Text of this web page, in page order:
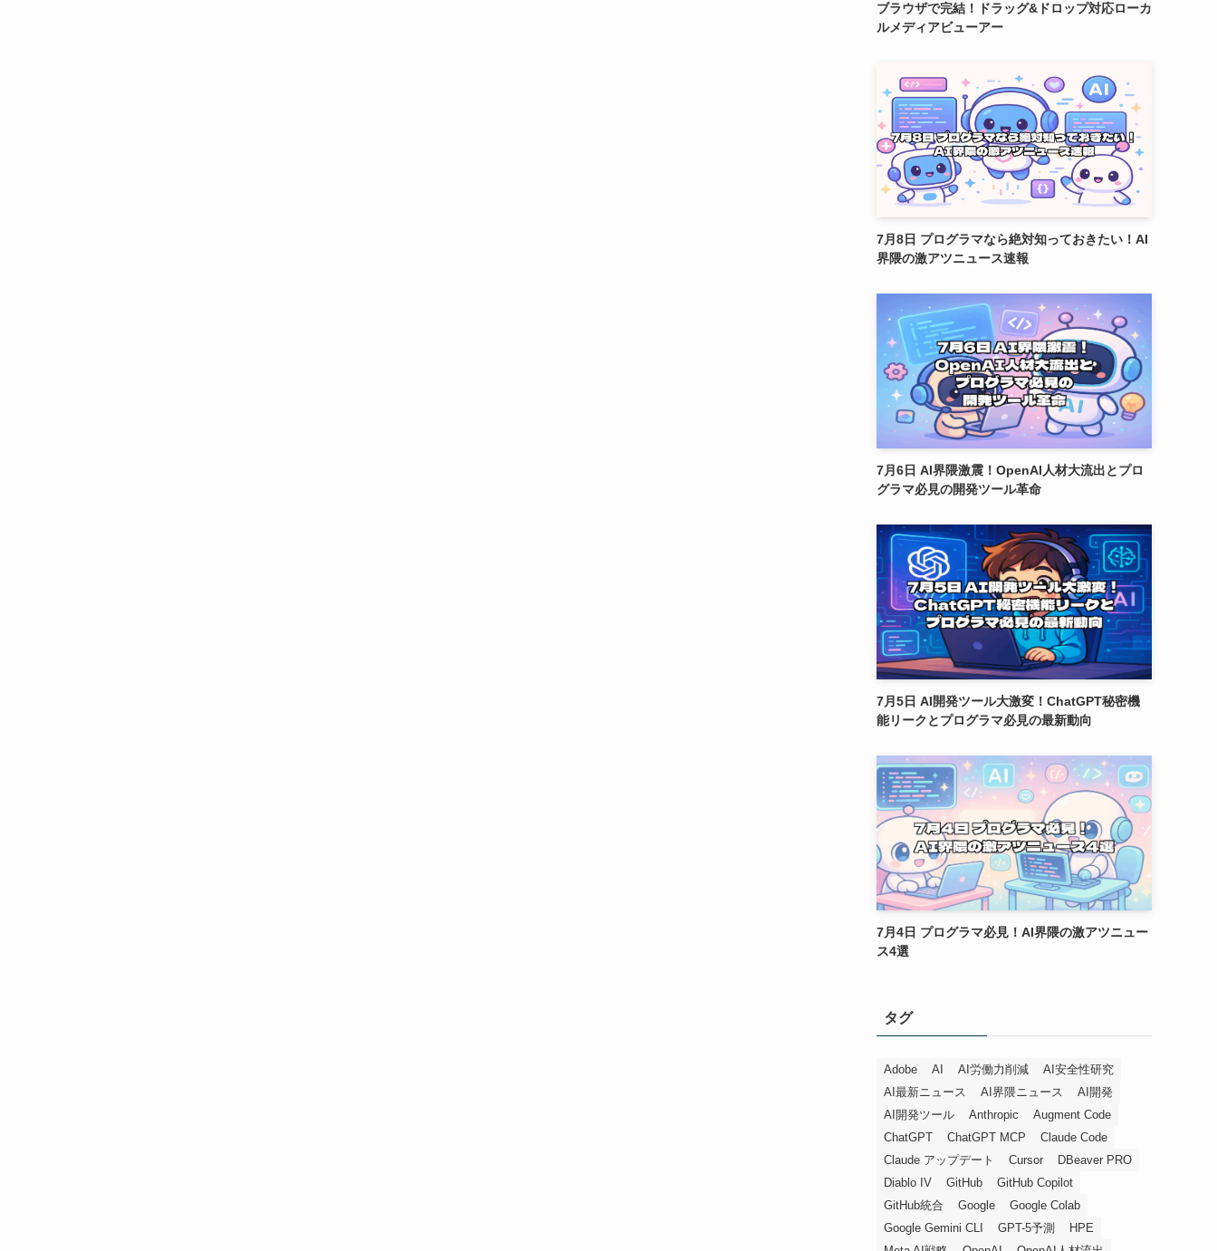
ブラウザで完結！ドラッグ&ドロップ対応ローカ
ルメディアビューアー
7月8日 プログラマなら絶対知っておきたい！AI
界隈の激アツニュース速報
7月6日 AI界隈激震！OpenAI人材大流出とプロ
グラマ必見の開発ツール革命
7月5日 AI開発ツール大激変！ChatGPT秘密機
能リークとプログラマ必見の最新動向
7月4日 プログラマ必見！AI界隈の激アツニュー
ス4選
タグ
Adobe AI AI労働力削減
AI安全性研究
AI最新ニュース
AI界隈ニュース
AI開発
AI開発ツール
Anthropic
Augment Code
ChatGPT
ChatGPT MCP
Claude Code
Claude アップデート
Cursor
DBeaver PRO
Diablo IV
GitHub
GitHub Copilot
GitHub統合
Google
Google Colab
Google Gemini CLI
GPT-5予測
HPE